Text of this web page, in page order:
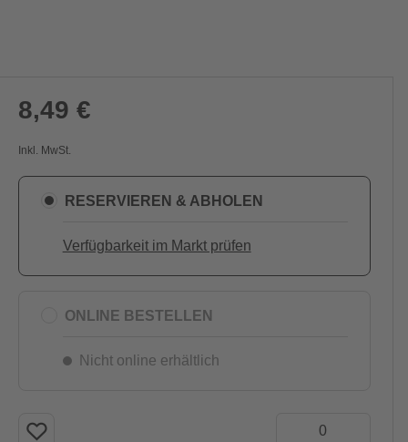
8,49 €
Inkl. MwSt.
RESERVIEREN & ABHOLEN
Verfügbarkeit im Markt prüfen
ONLINE BESTELLEN
Nicht online erhältlich